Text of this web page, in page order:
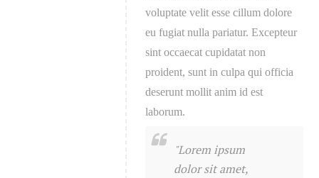
voluptate velit esse cillum dolore
eu fugiat nulla pariatur. Excepteur
sint occaecat cupidatat non
proident, sunt in culpa qui officia
deserunt mollit anim id est
laborum.
"Lorem ipsum
dolor sit amet,